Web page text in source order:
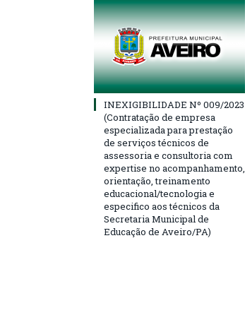
INEXIGIBILIDADE Nº 009/2023
(Contratação de empresa
especializada para prestação
de serviços técnicos de
assessoria e consultoria com
expertise no acompanhamento,
orientação, treinamento
educacional/tecnologia e
especifico aos técnicos da
Secretaria Municipal de
Educação de Aveiro/PA)